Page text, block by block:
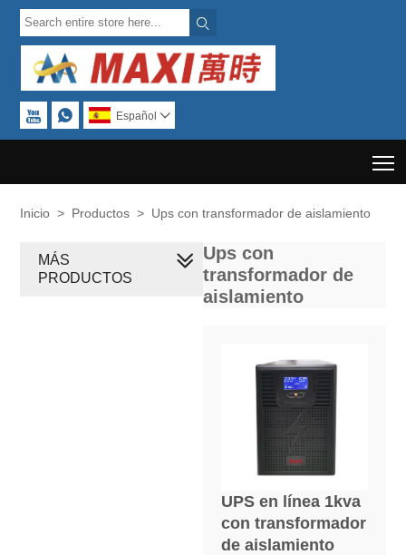

  Español 
Inicio > Productos > Ups con transformador de aislamiento
Ups con
transformador de
aislamiento
UPS en línea 1kva
con transformador
de aislamiento
MÁS
PRODUCTOS